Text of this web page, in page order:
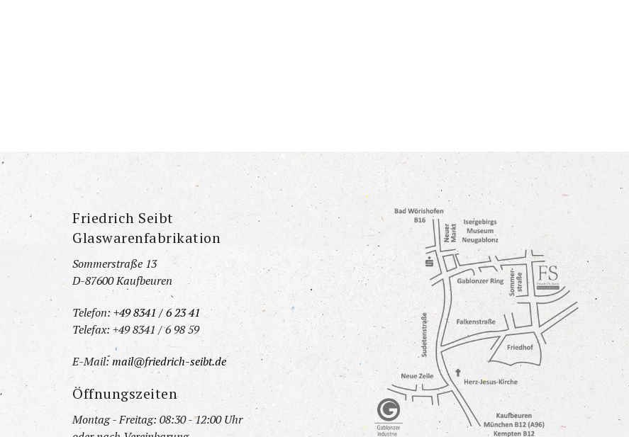
Friedrich Seibt
Glaswarenfabrikation
Sommerstraße 13
D-87600 Kaufbeuren
Telefon:+49 8341 / 6 23 41
Telefax: +49 8341 / 6 98 59
E-Mail:mail@friedrich-seibt.de
Öffnungszeiten
Montag - Freitag: 08:30 - 12:00 Uhr